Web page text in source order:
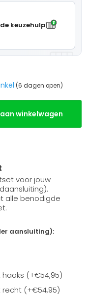
keuzehulp
(6 dagen open)
winkelwagen
voor jouw
alle benodigde
aansluiting):
(+€54,95)
(+€54,95)